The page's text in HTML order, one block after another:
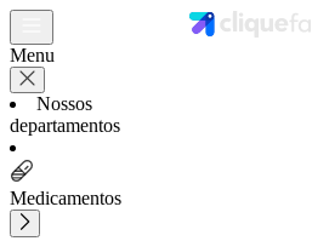
Menu
Nossos
departamentos
Medicamentos